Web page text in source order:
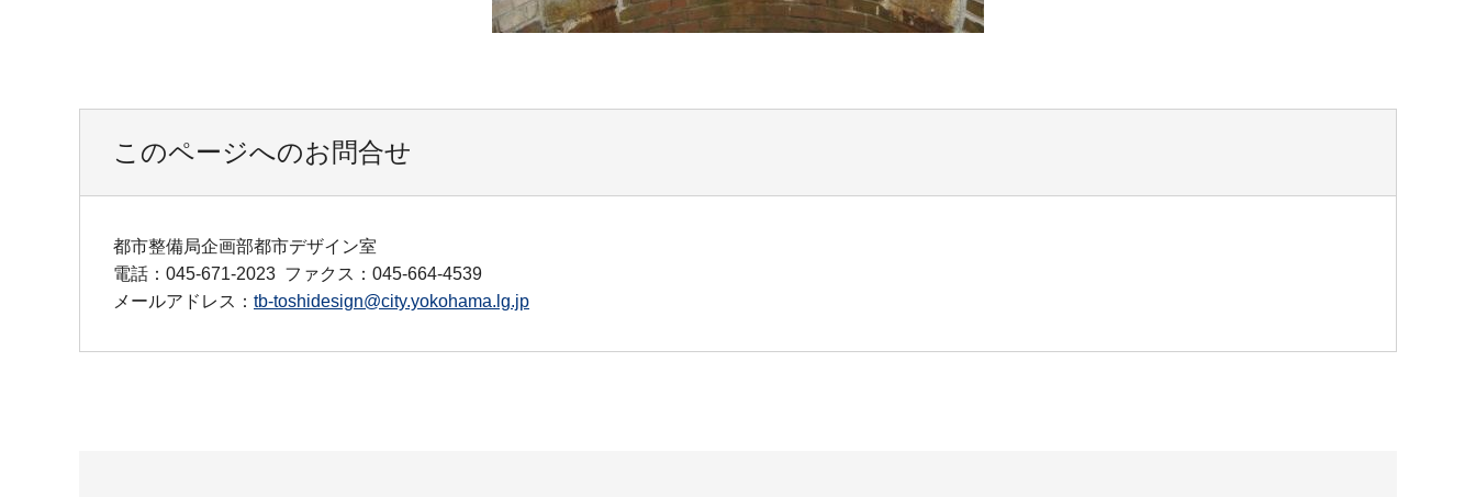
このページへのお問合せ
都市整備局企画部都市デザイン室
電話：045-671-2023 ファクス：045-664-4539
メールアドレス： tb-toshidesign@city.yokohama.lg.jp